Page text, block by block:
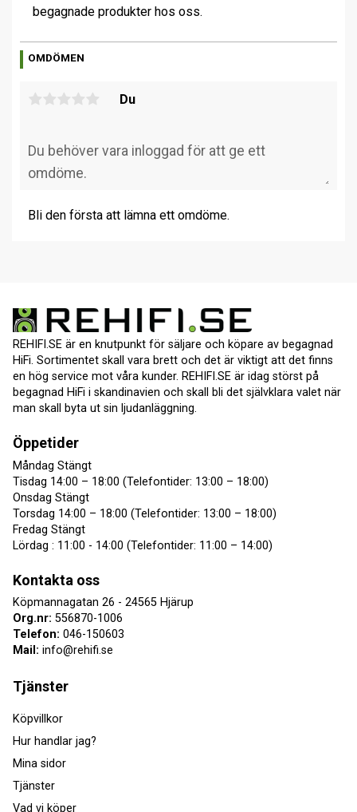
begagnade produkter hos oss.
OMDÖMEN
Du
Bli den första att lämna ett omdöme.
REHIFI.SE är en knutpunkt för säljare och köpare av begagnad
HiFi. Sortimentet skall vara brett och det är viktigt att det finns
en hög service mot våra kunder. REHIFI.SE är idag störst på
begagnad HiFi i skandinavien och skall bli det självklara valet när
man skall byta ut sin ljudanläggning.
Öppetider
Måndag Stängt
Tisdag 14:00 – 18:00 (Telefontider: 13:00 – 18:00)
Onsdag Stängt
Torsdag 14:00 – 18:00 (Telefontider: 13:00 – 18:00)
Fredag Stängt
Lördag : 11:00 - 14:00 (Telefontider: 11:00 – 14:00)
Kontakta oss
Köpmannagatan 26 - 24565 Hjärup
Org.nr: 556870-1006
Telefon: 046-150603
Mail: info@rehifi.se
Tjänster
Köpvillkor
Hur handlar jag?
Mina sidor
Tjänster
Vad vi köper